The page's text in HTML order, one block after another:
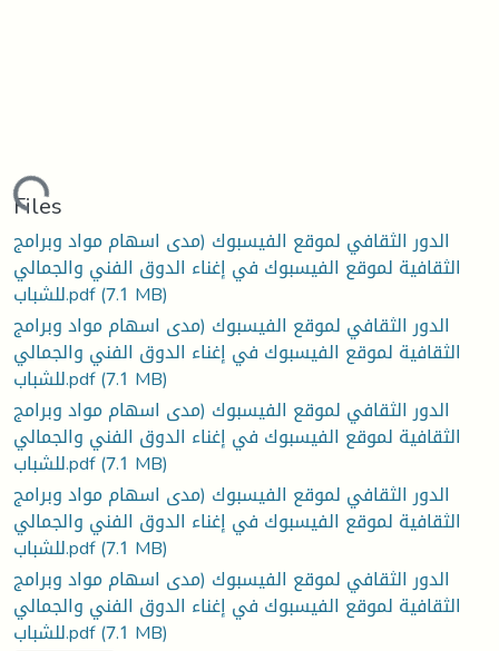
Files
الدور الثقافي لموقع الفيسبوك (مدى اسهام مواد وبرامج
الثقافية لموقع الفيسبوك في إغناء الدوق الفني والجمالي
للشباب.pdf(7.1 MB)
الدور الثقافي لموقع الفيسبوك (مدى اسهام مواد وبرامج
الثقافية لموقع الفيسبوك في إغناء الدوق الفني والجمالي
للشباب.pdf(7.1 MB)
الدور الثقافي لموقع الفيسبوك (مدى اسهام مواد وبرامج
الثقافية لموقع الفيسبوك في إغناء الدوق الفني والجمالي
للشباب.pdf(7.1 MB)
الدور الثقافي لموقع الفيسبوك (مدى اسهام مواد وبرامج
الثقافية لموقع الفيسبوك في إغناء الدوق الفني والجمالي
للشباب.pdf(7.1 MB)
الدور الثقافي لموقع الفيسبوك (مدى اسهام مواد وبرامج
الثقافية لموقع الفيسبوك في إغناء الدوق الفني والجمالي
للشباب.pdf(7.1 MB)